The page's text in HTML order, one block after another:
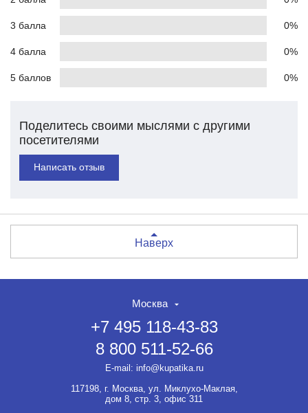
3 балла 0%
4 балла 0%
5 баллов 0%
Поделитесь своими мыслями с другими
посетителями
Написать отзыв
Наверх
Москва
+7 495 118-43-83
8 800 511-52-66
E-mail: info@kupatika.ru
117198, г. Москва, ул. Миклухо-Маклая,
дом 8, стр. 3, офис 311